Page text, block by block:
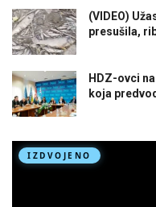
(VIDEO)
presušila,
HDZ-ovci
koja